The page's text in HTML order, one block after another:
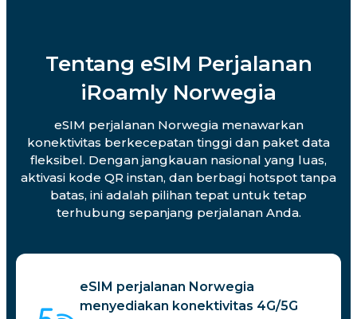
Tentang eSIM Perjalanan
iRoamly Norwegia
eSIM perjalanan Norwegia menawarkan
konektivitas berkecepatan tinggi dan paket data
fleksibel. Dengan jangkauan nasional yang luas,
aktivasi kode QR instan, dan berbagi hotspot tanpa
batas, ini adalah pilihan tepat untuk tetap
terhubung sepanjang perjalanan Anda.
eSIM perjalanan Norwegia
menyediakan konektivitas 4G/5G